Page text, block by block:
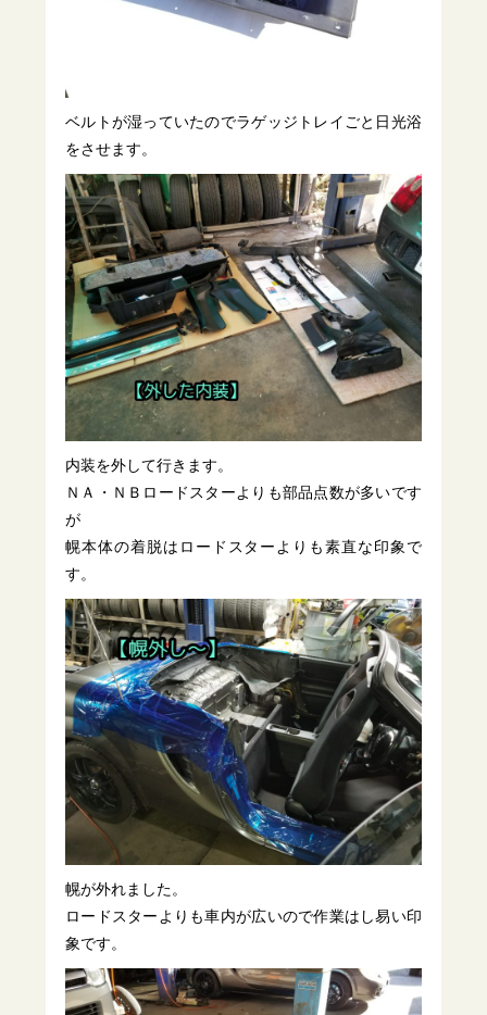
ベルトが湿っていたのでラゲッジトレイごと日光浴
をさせます。
内装を外して行きます。
ＮＡ・ＮＢロードスターよりも部品点数が多いです
が
幌本体の着脱はロードスターよりも素直な印象で
す。
幌が外れました。
ロードスターよりも車内が広いので作業はし易い印
象です。